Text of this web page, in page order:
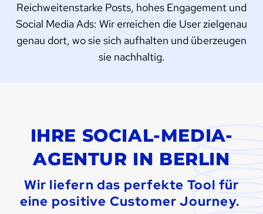
Reichweitenstarke Posts, hohes Engagement und
Social Media Ads: Wir erreichen die User zielgenau
genau dort, wo sie sich aufhalten und überzeugen
sie nachhaltig.
IHRE SOCIAL-MEDIA-
AGENTUR IN BERLIN
Wir liefern das perfekte Tool für
eine positive Customer Journey.